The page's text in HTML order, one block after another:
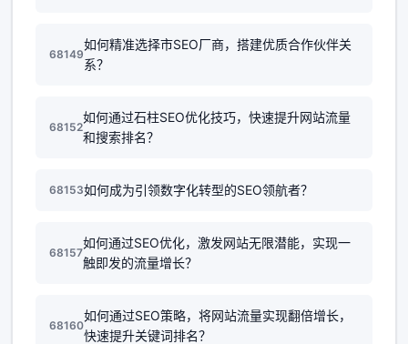
68149
如何精准选择市SEO厂商，搭建优质合作伙伴关
系？
68152
如何通过石柱SEO优化技巧，快速提升网站流量
和搜索排名？
68153如何成为引领数字化转型的SEO领航者？
68157
如何通过SEO优化，激发网站无限潜能，实现一
触即发的流量增长？
68160
如何通过SEO策略，将网站流量实现翻倍增长，
快速提升关键词排名？